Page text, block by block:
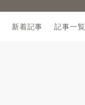
新着記事 記事一覧